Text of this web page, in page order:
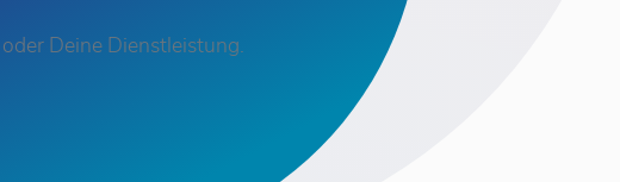
Deine Dienstleistung.